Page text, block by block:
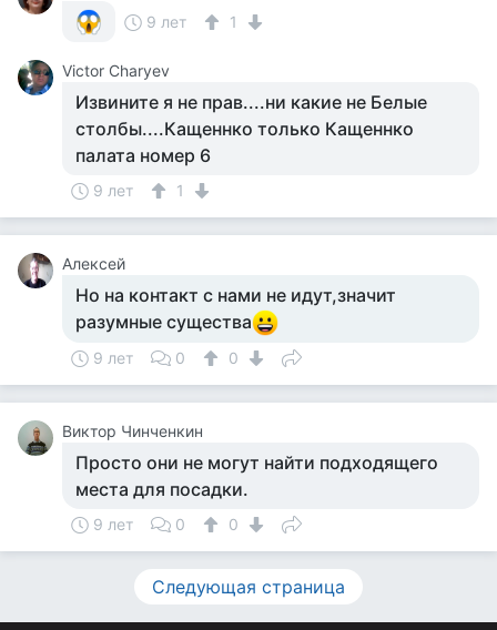
9 лет
1
Victor Charyev
Извините я не прав....ни какие не Белые
столбы....Кащеннко только Кащеннко
палата номер 6
9 лет 1
Алексей
Но на контакт с нами не идут,значит
разумные существа
9 лет 0 0
Виктор Чинченкин
Просто они не могут найти подходящего
места для посадки.
9 лет 0 0
Следующая страница